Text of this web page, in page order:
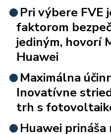
Pri výbere FVE
faktorom
jediným, hovorí
Huawei
Maximálna
Inovatívne
trh s
Huawei